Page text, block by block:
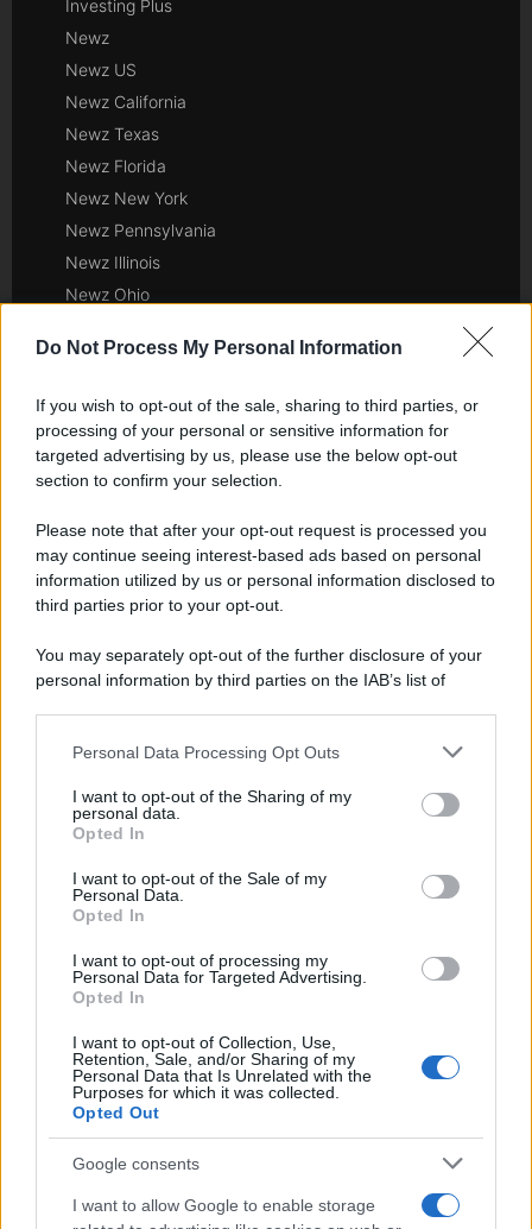
Do Not Process My Personal Information
If you wish to opt-out of the sale, sharing to third parties, or
processing of your personal or sensitive information for
targeted advertising by us, please use the below opt-out
section to confirm your selection.
Please note that after your opt-out request is processed you
may continue seeing interest-based ads based on personal
information utilized by us or personal information disclosed to
third parties prior to your opt-out.
You may separately opt-out of the further disclosure of your
personal information by third parties on the IAB’s list of
This information may also be disclosed by us to third parties
disclose it to other third parties.
Please note that this website/app uses one or more Google
services and may gather and store information including but
not limited to your visit or usage behaviour. You may click to
grant or deny consent to Google and its third-party tags to
consent section.
Personal Data Processing Opt Outs
I want to opt-out of the Sharing of my
personal data.
Opted In
I want to opt-out of the Sale of my
Personal Data.
Opted In
I want to opt-out of processing my
Personal Data for Targeted Advertising.
Opted In
I want to opt-out of Collection, Use,
Retention, Sale, and/or Sharing of my
Personal Data that Is Unrelated with the
Purposes for which it was collected.
Opted Out
Google consents
I want to allow Google to enable storage
Investing Plus
Newz
Newz US
Newz California
Newz Texas
Newz Florida
Newz New York
Newz Pennsylvania
Newz Illinois
Newz Ohio
Hig Tech Mag
Lgbtqia News
Motors Magazine 365
Day Travel 365
Cineverse Magazine
SecondHomeMagazine
InvestirMag
Germania
News Hub UK
Lgbtq News
Olanda
Investeren 24
NL Newz